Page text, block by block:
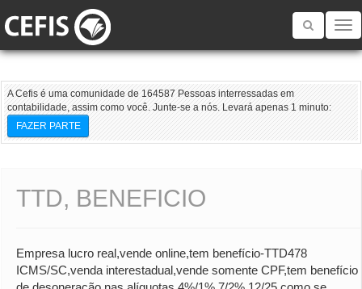
Toggle
A Cefis é uma comunidade de 164587 Pessoas interressadas em
contabilidade, assim como você. Junte-se a nós. Levará apenas 1 minuto:
FAZER PARTE
TTD, BENEFICIO
Empresa lucro real,vende online,tem benefício-TTD478
ICMS/SC,venda interestadual,vende somente CPF,tem benefício